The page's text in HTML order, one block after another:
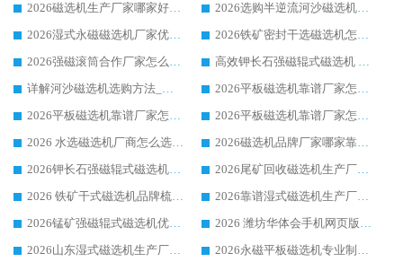
2026磁选机生产厂家哪家好?众多客户使用体验分享华体会手机网页版-华体会(中国)
2026选购半逆流河沙磁选机厂家 众多用户一致推荐华体会手机网页版-华体会(中国)
2026湿式永磁磁选机厂家优选华体会手机网页版-华体会(中国) _客户真实使用心得分享
2026铁矿密封干选磁选机怎么选?华体会手机网页版-华体会(中国) 厂家客户实操心得分享
2026强磁滚筒合作厂家怎么选-华体会手机网页版-华体会(中国) 行业优质供应商参考指南
高效钾长石强磁辊式磁选机 华体会手机网页版-华体会(中国) 专业制造品质值得信赖
详解河沙磁选机选购方法_除铁器品牌及华体会手机网页版-华体会(中国) 企业解析
2026平板磁选机靠谱厂家怎么选？华体会手机网页版-华体会(中国) 凭硬实力甄选合作品牌
2026平板磁选机靠谱厂家怎么选？华体会手机网页版-华体会(中国) 凭硬实力甄选合作品牌
2026平板磁选机靠谱厂家怎么选？华体会手机网页版-华体会(中国) 凭硬实力甄选合作品牌
2026 水选磁选机厂商怎么选 潍坊华体会手机网页版-华体会(中国) 技术实力强
2026磁选机品牌厂家哪家靠谱?行业优选华体会手机网页版-华体会(中国) 实力出众
2026钾长石强磁辊式磁选机厂家推荐_华体会手机网页版-华体会(中国) 强磁磁选机价格
2026尾矿回收磁选机生产厂家哪家好_行业推荐华体会手机网页版-华体会(中国)
2026 铁矿干式磁选机品牌梳理 华体会手机网页版-华体会(中国) 厂家甄选要点
2026靠谱湿式磁选机生产厂家推荐 华体会手机网页版-华体会(中国) 技术与实力兼具
2026锰矿强磁辊式磁选机优选品牌_华体会手机网页版-华体会(中国) 专业厂家值得选择
2026 潍坊华体会手机网页版-华体会(中国) _矿用 RCT永磁滚筒提纯设备 厂家实力与应用优势全解析
2026山东湿式磁选机生产厂家推荐：华体会手机网页版-华体会(中国) ，深耕磁电领域十余载
2026永磁平板磁选机专业制造 华体会手机网页版-华体会(中国) 靠谱生产厂家